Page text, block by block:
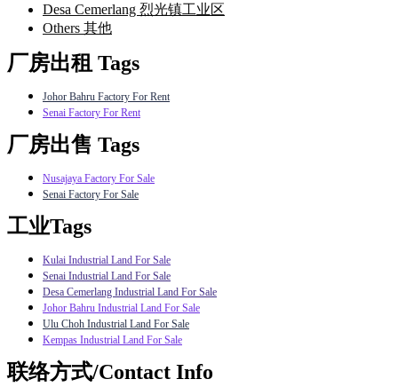
Desa Cemerlang 烈光镇工业区
Others 其他
厂房出租 Tags
Johor Bahru Factory For Rent
Senai Factory For Rent
厂房出售 Tags
Nusajaya Factory For Sale
Senai Factory For Sale
工业Tags
Kulai Industrial Land For Sale
Senai Industrial Land For Sale
Desa Cemerlang Industrial Land For Sale
Johor Bahru Industrial Land For Sale
Ulu Choh Industrial Land For Sale
Kempas Industrial Land For Sale
联络方式/Contact Info